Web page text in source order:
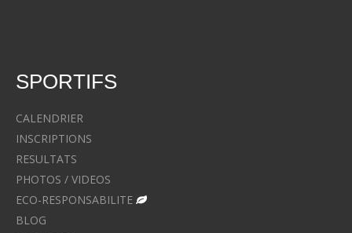
SPORTIFS
CALENDRIER
INSCRIPTIONS
RESULTATS
PHOTOS / VIDEOS
ECO-RESPONSABILITE
BLOG